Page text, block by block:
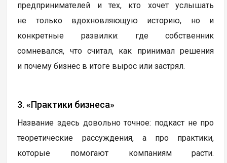
предпринимателей и тех, кто хочет услышать
не только вдохновляющую историю, но и
конкретные развилки: где собственник
сомневался, что считал, как принимал решения
и почему бизнес в итоге вырос или застрял.
3. «Практики бизнеса»
Название здесь довольно точное: подкаст не про
теоретические рассуждения, а про практики,
которые помогают компаниям расти.